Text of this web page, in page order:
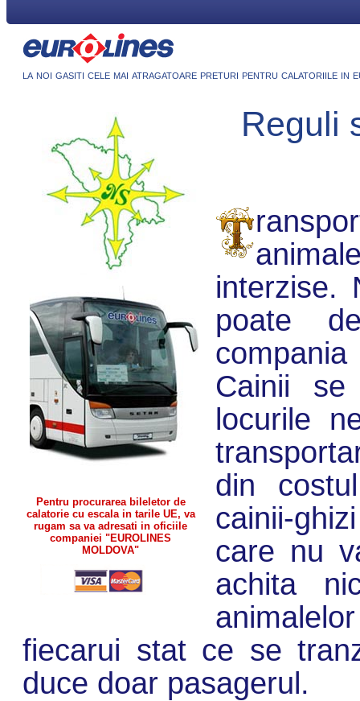
la noi gasiti cele mai atragatoare preturi pentru calatoriile in
Pentru procurarea bileletor de
calatorie cu escala in tarile UE, va
rugam sa va adresati in oficiile
companiei "EUROLINES
MOLDOVA"
Reguli
interzise.
poate
Cainii
locurile
din
cainii-
care nu
achita
fiecarui stat ce se
duce doar pasagerul.